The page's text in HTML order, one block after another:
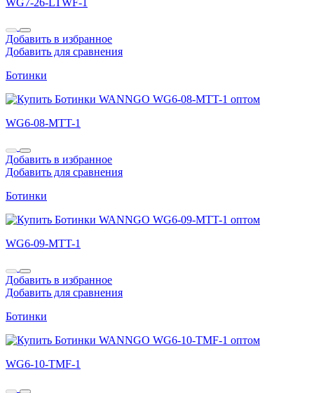
Добавить в избранное
Добавить для сравнения
Ботинки
WG6-08-MTT-1
Добавить в избранное
Добавить для сравнения
Ботинки
WG6-09-MTT-1
Добавить в избранное
Добавить для сравнения
Ботинки
WG6-10-TMF-1